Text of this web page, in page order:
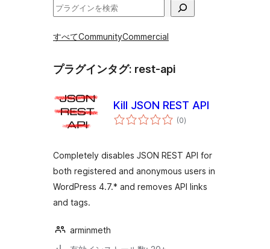
検
すべてCommunityCommercial
プラグインタグ: rest-api
Kill JSON REST API
(0個
の)
Completely disables JSON REST API for
both registered and anonymous users in
WordPress 4.7.* and removes API links
and tags.
arminmeth